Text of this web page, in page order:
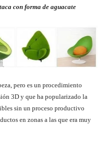
con forma de aguacate
pero es un procedimiento
3D y que ha popularizado la
sin un proceso productivo
en zonas a las que era muy